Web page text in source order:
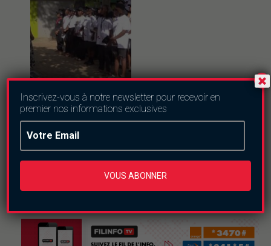
Culture
Ferien Akademie
2026 : trois
semaines pour
jeudi le 6 août 2026
Inscrivez-vous à notre newsletter pour recevoir en
premier nos informations exclusives
VOUS ABONNER